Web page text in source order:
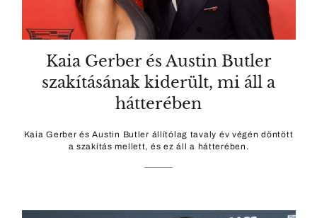
Kaia Gerber és Austin Butler
szakításának kiderült, mi áll a
hátterében
Kaia Gerber és Austin Butler állítólag tavaly év végén döntött
a szakítás mellett, és ez áll a hátterében.